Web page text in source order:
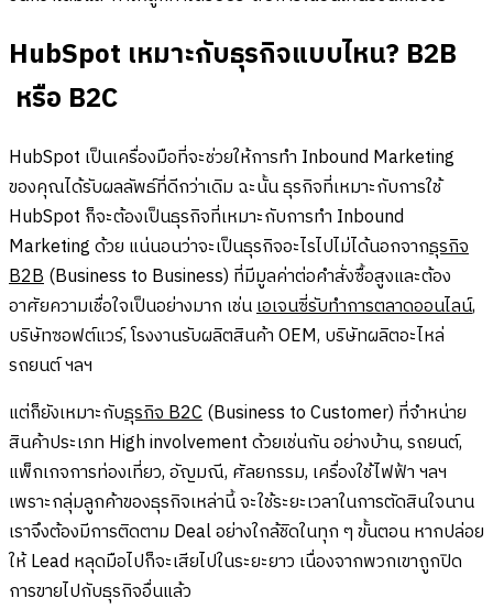
HubSpot เหมาะกับธุรกิจแบบไหน? B2B
หรือ B2C
HubSpot เป็นเครื่องมือที่จะช่วยให้การทำ Inbound Marketing
ของคุณได้รับผลลัพธ์ที่ดีกว่าเดิม ฉะนั้น ธุรกิจที่เหมาะกับการใช้
HubSpot ก็จะต้องเป็นธุรกิจที่เหมาะกับการทำ Inbound
Marketing ด้วย แน่นอนว่าจะเป็นธุรกิจอะไรไปไม่ได้นอกจากธุรกิจ
B2B(Business to Business) ที่มีมูลค่าต่อคำสั่งซื้อสูงและต้อง
อาศัยความเชื่อใจเป็นอย่างมาก เช่นเอเจนซี่รับทำการตลาดออนไลน์,
บริษัทซอฟต์แวร์, โรงงานรับผลิตสินค้า OEM, บริษัทผลิตอะไหล่
รถยนต์ ฯลฯ
แต่ก็ยังเหมาะกับธุรกิจ B2C(Business to Customer) ที่จำหน่าย
สินค้าประเภท High involvement ด้วยเช่นกัน อย่างบ้าน, รถยนต์,
แพ็กเกจการท่องเที่ยว, อัญมณี, ศัลยกรรม, เครื่องใช้ไฟฟ้า ฯลฯ
เพราะกลุ่มลูกค้าของธุรกิจเหล่านี้ จะใช้ระยะเวลาในการตัดสินใจนาน
เราจึงต้องมีการติดตาม Deal อย่างใกล้ชิดในทุก ๆ ขั้นตอน หากปล่อย
ให้ Lead หลุดมือไปก็จะเสียไปในระยะยาว เนื่องจากพวกเขาถูกปิด
การขายไปกับธุรกิจอื่นแล้ว